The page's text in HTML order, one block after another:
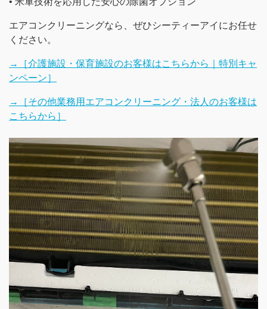
エアコンクリーニングなら、ぜひシーティーアイにお任せ
ください。
→［介護施設・保育施設のお客様はこちらから｜特別キャ
ンペーン］
→［その他業務用エアコンクリーニング・法人のお客様は
こちらから］